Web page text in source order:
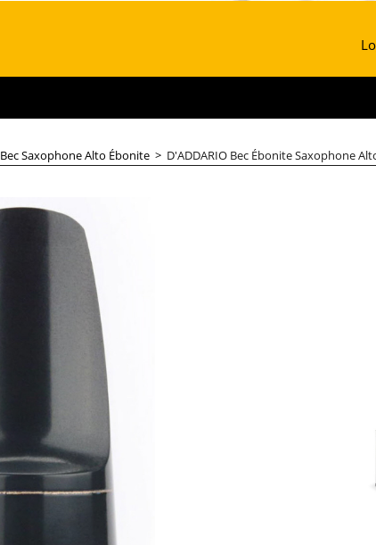
Bec Saxophone Alto Ébonite > D'ADDARIO Bec Ébonite Saxophone